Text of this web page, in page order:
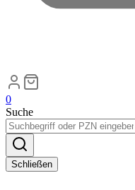
0
Suche
Schließen